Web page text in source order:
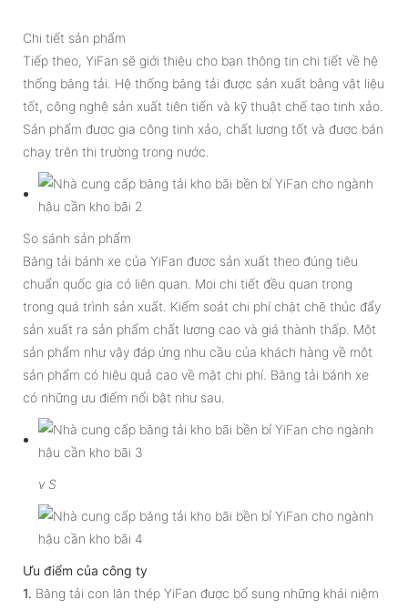
Chi tiết sản phẩm
Tiếp theo, YiFan sẽ giới thiệu cho bạn thông tin chi tiết về hệ
thống băng tải. Hệ thống băng tải được sản xuất bằng vật liệu
tốt, công nghệ sản xuất tiên tiến và kỹ thuật chế tạo tinh xảo.
Sản phẩm được gia công tinh xảo, chất lượng tốt và được bán
chạy trên thị trường trong nước.
So sánh sản phẩm
Băng tải bánh xe của YiFan được sản xuất theo đúng tiêu
chuẩn quốc gia có liên quan. Mọi chi tiết đều quan trọng
trong quá trình sản xuất. Kiểm soát chi phí chặt chẽ thúc đẩy
sản xuất ra sản phẩm chất lượng cao và giá thành thấp. Một
sản phẩm như vậy đáp ứng nhu cầu của khách hàng về một
sản phẩm có hiệu quả cao về mặt chi phí. Băng tải bánh xe
có những ưu điểm nổi bật như sau.
vS
Ưu điểm của công ty
1. Băng tải con lăn thép YiFan được bổ sung những khái niệm